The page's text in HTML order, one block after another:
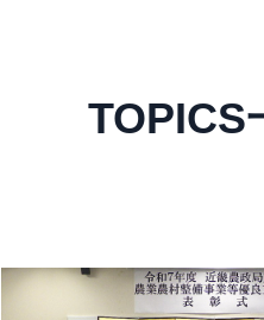
TOPICS